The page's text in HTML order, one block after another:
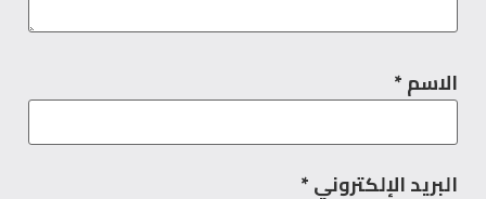
الاسم*
البريد الإلكتروني*